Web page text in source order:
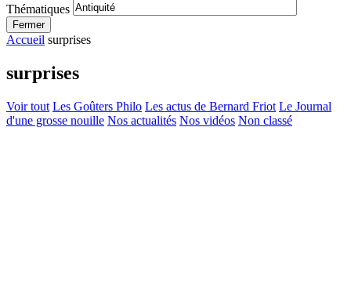
Thématiques
Fermer
Accueil surprises
surprises
Voir tout Les Goûters Philo Les actus de Bernard Friot Le Journal
d'une grosse nouille Nos actualités Nos vidéos Non classé